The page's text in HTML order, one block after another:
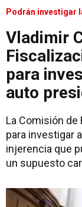
Podrán investigar
Vladimir
para
auto
La Comisión
para investigar
injerencia que
un supuesto